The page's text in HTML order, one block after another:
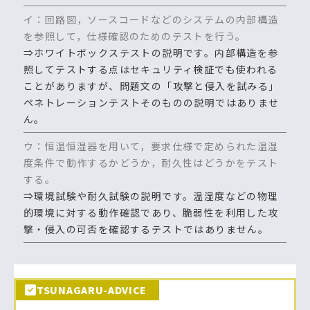
イ：回路図，ソースコードなどのシステムの内部構造
を参照して，仕様確認のためのテストを行う。
⇒ホワイトボックステストの説明です。内部構造を参
照してテストする点はセキュリティ検証でも使われる
ことがありますが、問題文の「攻撃と侵入を試みる」
ペネトレーションテストそのものの説明ではありませ
ん。
ウ：恒温恒湿器を用いて，要求仕様で定められた温湿
度条件で動作するかどうか，耐久性はどうかをテスト
する。
⇒環境試験や耐久試験の説明です。温湿度などの物理
的環境に対する動作確認であり、脆弱性を利用した攻
撃・侵入の可否を確認するテストではありません。
TSUNAGARU-ADVICE